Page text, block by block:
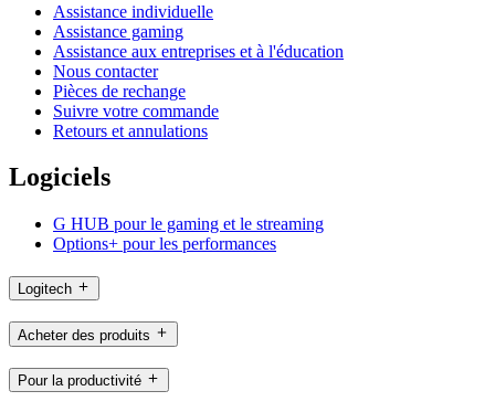
Assistance individuelle
Assistance gaming
Assistance aux entreprises et à l'éducation
Nous contacter
Pièces de rechange
Suivre votre commande
Retours et annulations
Logiciels
G HUB pour le gaming et le streaming
Options+ pour les performances
Logitech
Acheter des produits
Pour la productivité